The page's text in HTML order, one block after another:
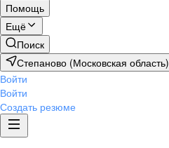
Помощь
Ещё
Поиск
Степаново (Московская область)
Войти
Войти
Создать резюме